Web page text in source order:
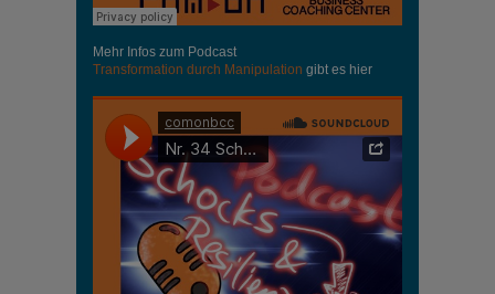
Mehr Infos zum Podcast
Transformation durch Manipulation gibt es hier